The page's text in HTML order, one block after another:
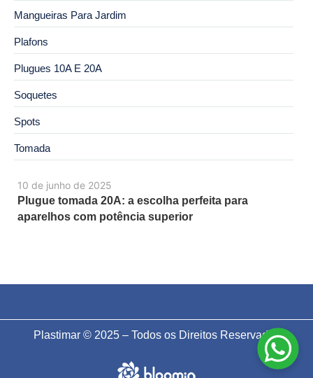
10 de junho de 2025
Plugue tomada 20A: a escolha perfeita para
aparelhos com potência superior
Mangueiras Para Jardim
Plafons
Plugues 10A E 20A
Soquetes
Spots
Tomada
Plastimar © 2025 – Todos os Direitos Reservados